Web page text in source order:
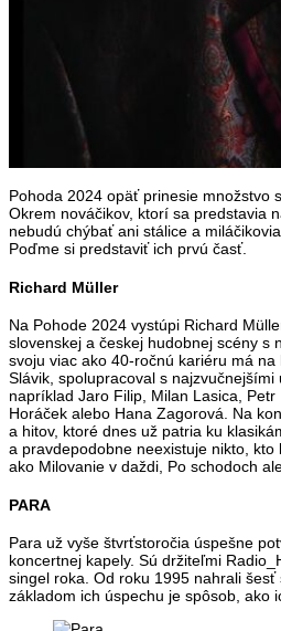
Pohoda 2024 opäť prinesie množstvo
Okrem nováčikov, ktorí sa predstavia
nebudú chýbať ani stálice a
Poďme si predstaviť ich prvú časť.
Richard Müller
Na Pohode 2024 vystúpi Richard
slovenskej a českej hudobnej scény s
svoju viac ako 40-ročnú kariéru má
Slávik, spolupracoval s najzvučnejšími
napríklad Jaro Filip, Milan Lasica, Petr
Horáček alebo Hana Zagorová. Na
a hitov, ktoré dnes už patria ku
a pravdepodobne neexistuje nikto, kto
ako Milovanie v daždi, Po schodoch
PARA
Para už vyše štvrťstoročia úspešne
koncertnej kapely. Sú držiteľmi
singel roka. Od roku 1995 nahrali šesť
základom ich úspechu je spôsob, ako